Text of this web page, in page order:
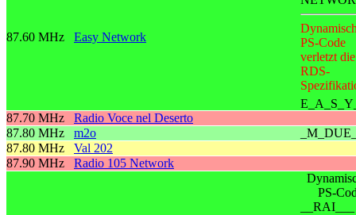
87.60 MHz Easy Network
PS-Code
verletzt die
RDS-
87.70 MHz
Radio Voce nel Deserto
87.80 MHz
m2o
87.80 MHz
Val 202
87.90 MHz
Radio 105 Network
PS-
__RAI___